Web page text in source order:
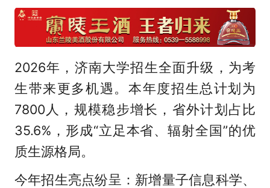
2026年，济南大学招生全面升级，为考
生带来更多机遇。本年度招生总计划为
7800人，规模稳步增长，省外计划占比
35.6%，形成“立足本省、辐射全国”的优
质生源格局。
今年招生亮点纷呈：新增量子信息科学、